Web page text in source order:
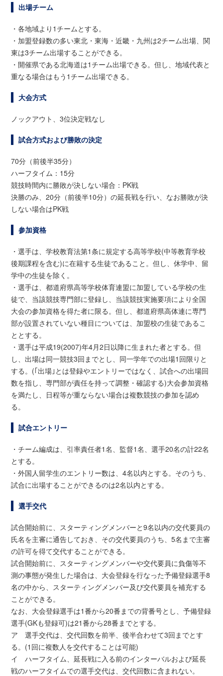
出場チーム
・各地域より1チームとする。
・加盟登録数の多い東北・東海・近畿・九州は2チーム出場、関
東は3チーム出場することができる。
・開催県である北海道は1チーム出場できる。但し、地域代表と
重なる場合はもう1チーム出場できる。
大会方式
ノックアウト、3位決定戦なし
試合方式および勝敗の決定
70分（前後半35分）
ハーフタイム：15分
競技時間内に勝敗が決しない場合：PK戦
決勝のみ、20分（前後半10分）の延長戦を行い、なお勝敗が決
しない場合はPK戦
参加資格
・選手は、学校教育法第1条に規定する高等学校(中等教育学校
後期課程を含む)に在籍する生徒であること。但し、休学中、留
学中の生徒を除く。
・選手は、都道府県高等学校体育連盟に加盟している学校の生
徒で、当該競技専門部に登録し、当該競技実施要項により全国
大会の参加資格を得た者に限る。但し、都道府県高体連に専門
部が設置されていない種目については、加盟校の生徒であるこ
ととする。
・選手は平成19(2007)年4月2日以降に生まれた者とする。但
し、出場は同一競技3回までとし、同一学年での出場1回限りと
する。(｢出場｣とは登録やエントリーではなく、試合への出場回
数を指し、専門部が責任を持って調整・確認する)大会参加資格
を満たし、日程等が重ならない場合は複数競技の参加を認め
る。
試合エントリー
・チーム編成は、引率責任者1名、監督1名、選手20名の計22名
とする。
・外国人留学生のエントリー数は、4名以内とする。そのうち、
試合に出場することができるのは2名以内とする。
選手交代
試合開始前に、スターティングメンバーと9名以内の交代要員の
氏名を主審に通告しておき、その交代要員のうち、5名まで主審
の許可を得て交代することができる。
試合開始前に、スターティングメンバーや交代要員に負傷等不
測の事態が発生した場合は、大会登録を行なった予備登録選手8
名の中から、スターティングメンバー及び交代要員を補充する
ことができる。
なお、大会登録選手は1番から20番までの背番号とし、予備登録
選手(GKも登録可)は21番から28番までとする。
ア 選手交代は、交代回数を前半、後半合わせて3回までとす
る。(1回に複数人を交代することは可能)
イ ハーフタイム、延長戦に入る前のインターバルおよび延長
戦のハーフタイムでの選手交代は、交代回数に含まれない。